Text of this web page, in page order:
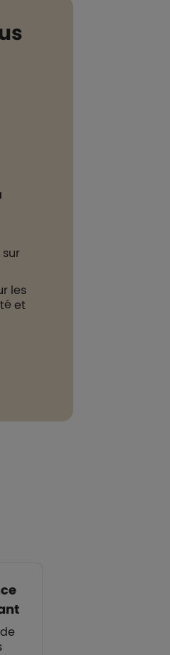
les
et